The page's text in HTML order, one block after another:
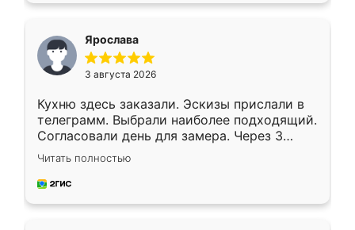
Ярослава
3 августа 2026
Кухню здесь заказали. Эскизы прислали в
телеграмм. Выбрали наиболее подходящий.
Согласовали день для замера. Через 3
недели кухня была уже готова. Остались
довольны работой. Спасибо Ренессанс
мебель за качественную работу!
Читать полностью